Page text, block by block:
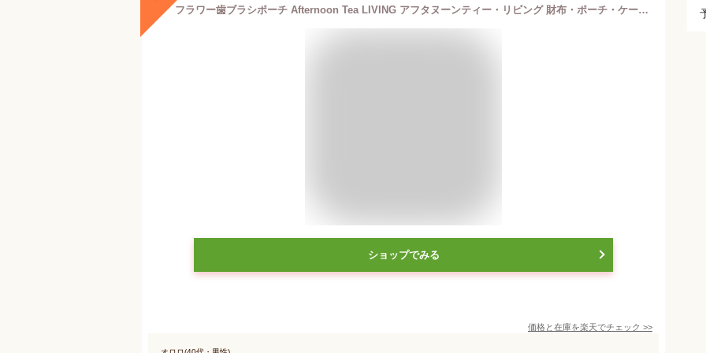
フラワー歯ブラシポーチ Afternoon Tea LIVING アフタヌーンティー・リビング 財布・ポーチ・ケース ポーチ ホワイト[Rakuten Fashion]
ショップでみる
価格と在庫を楽天でチェック >>